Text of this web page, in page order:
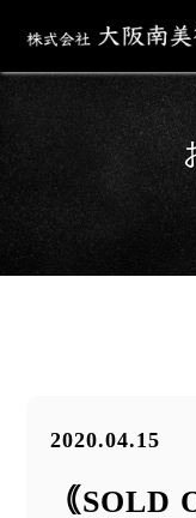
2020.04.15
｟SOLD